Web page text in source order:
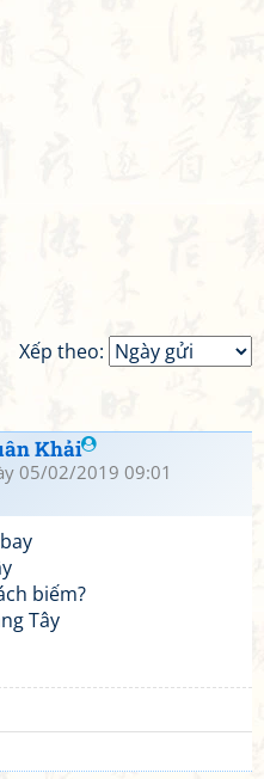
Xếp theo:
Khải
05/02/2019 09:01
biếm?
Tây